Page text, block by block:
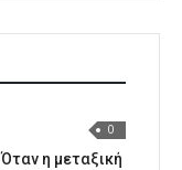
0
η μεταξική